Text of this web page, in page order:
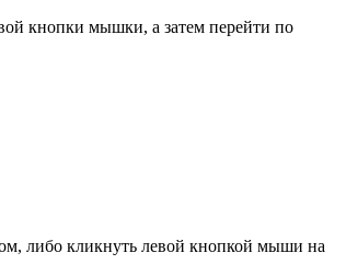
кнопки мышки, а затем перейти по
либо кликнуть левой кнопкой мыши на